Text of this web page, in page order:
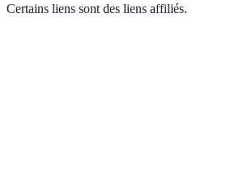
Certains liens sont des liens affiliés.